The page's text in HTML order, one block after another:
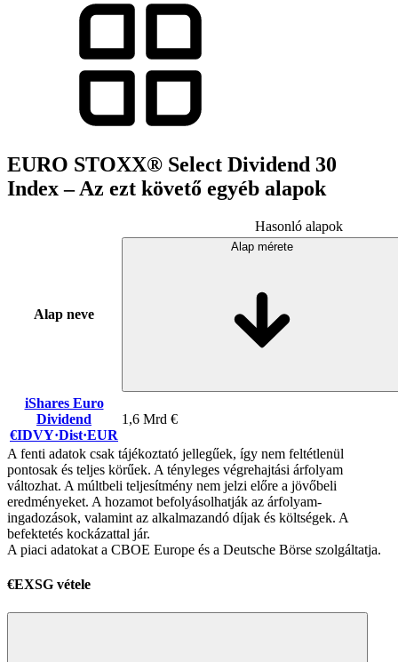
EURO STOXX® Select Dividend 30
Index – Az ezt követő egyéb alapok
Hasonló alapok
Alap neve
Alap mérete
iShares Euro
Dividend
€IDVY·Dist·EUR
1,6 Mrd €
A fenti adatok csak tájékoztató jellegűek, így nem feltétlenül
pontosak és teljes körűek. A tényleges végrehajtási árfolyam
változhat. A múltbeli teljesítmény nem jelzi előre a jövőbeli
eredményeket. A hozamot befolyásolhatják az árfolyam-
ingadozások, valamint az alkalmazandó díjak és költségek. A
befektetés kockázattal jár.
A piaci adatokat a CBOE Europe és a Deutsche Börse szolgáltatja.
€EXSG vétele